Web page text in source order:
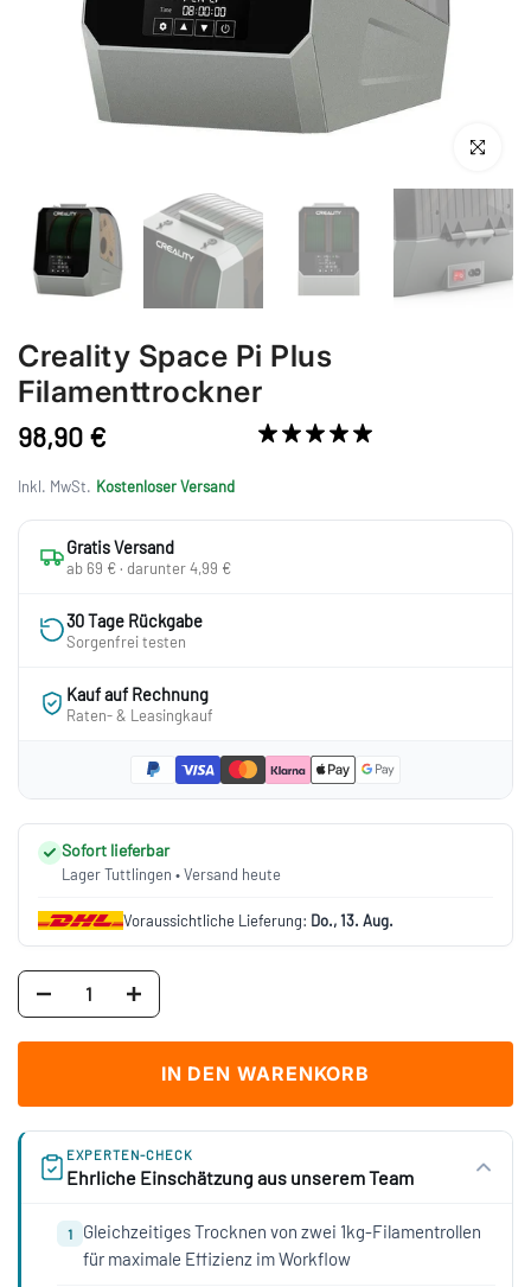
Anklicken
Creality Space Pi Plus
Filamenttrockner
98,90 €
Inkl. MwSt. Kostenloser Versand
Gratis Versand
ab 69 € · darunter 4,99 €
30 Tage Rückgabe
Sorgenfrei testen
Kauf auf Rechnung
Raten- & Leasingkauf
Sofort lieferbar
Lager Tuttlingen • Versand heute
Voraussichtliche Lieferung: Do., 13. Aug.
IN DEN WARENKORB
EXPERTEN-CHECK
Ehrliche Einschätzung aus unserem Team
1
Gleichzeitiges Trocknen von zwei 1kg-Filamentrollen
für maximale Effizienz im Workflow